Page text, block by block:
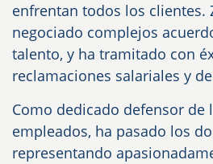
enfrentan todos los clientes.
negociado complejos
talento, y ha tramitado con
reclamaciones salariales y
Como dedicado defensor de
empleados, ha pasado los
representando